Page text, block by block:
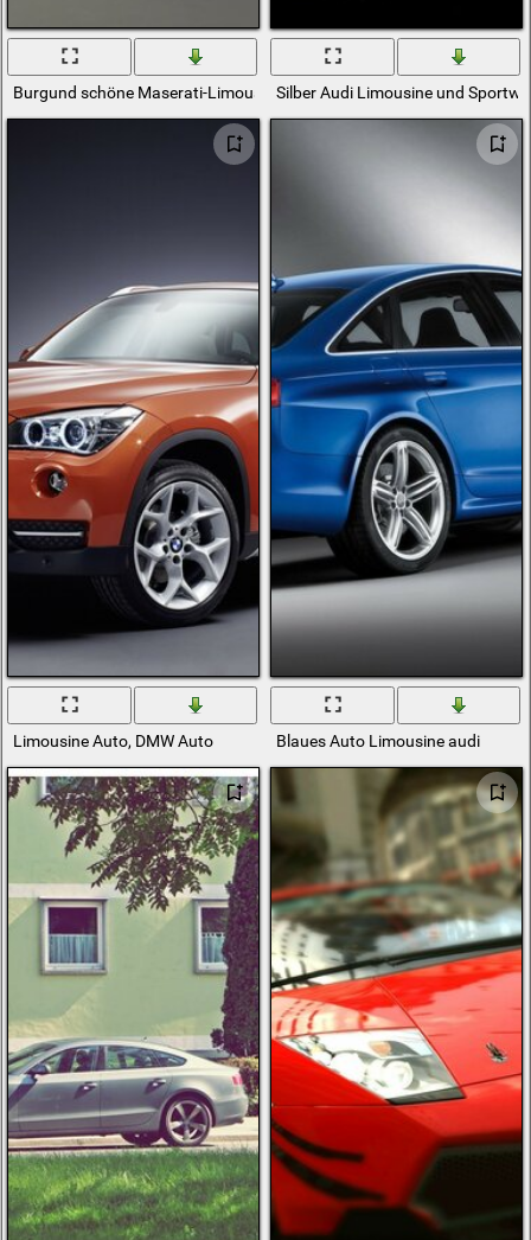
Burgund schöne Maserati-LimousineSilber Audi Limousine und
Limousine Auto, DMW Auto Blaues Auto Limousine audi